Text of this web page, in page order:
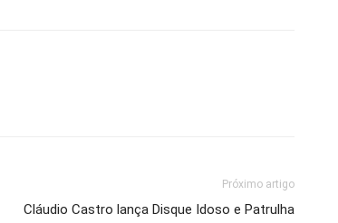
Próximo artigo
Cláudio Castro lança Disque Idoso e Patrulha